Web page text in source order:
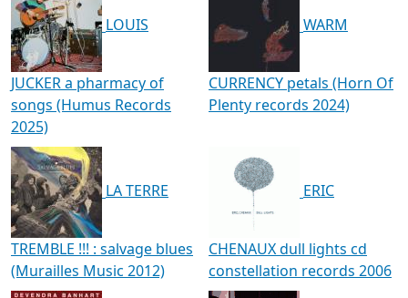
LOUIS
JUCKER a pharmacy of
songs (Humus Records
2025)
WARM
CURRENCY petals (Horn Of
Plenty records 2024)
LA TERRE
TREMBLE !!! : salvage blues
(Murailles Music 2012)
ERIC
CHENAUX dull lights cd
constellation records 2006